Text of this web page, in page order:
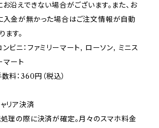
沿えできない場合がございます。また、お
入金が無かった場合はご注文情報が自動
ます。
ビニ：ファミリーマート, ローソン, ミニス
マート
料：360円（税込）
リア決済
理の際に決済が確定。月々のスマホ料金